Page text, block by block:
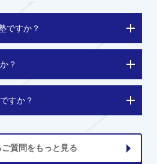
ですか？
？
すか？
質問をもっと見る